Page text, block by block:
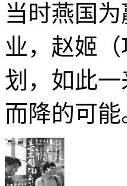
当时燕国
业，赵姬
划，如此
而降的可